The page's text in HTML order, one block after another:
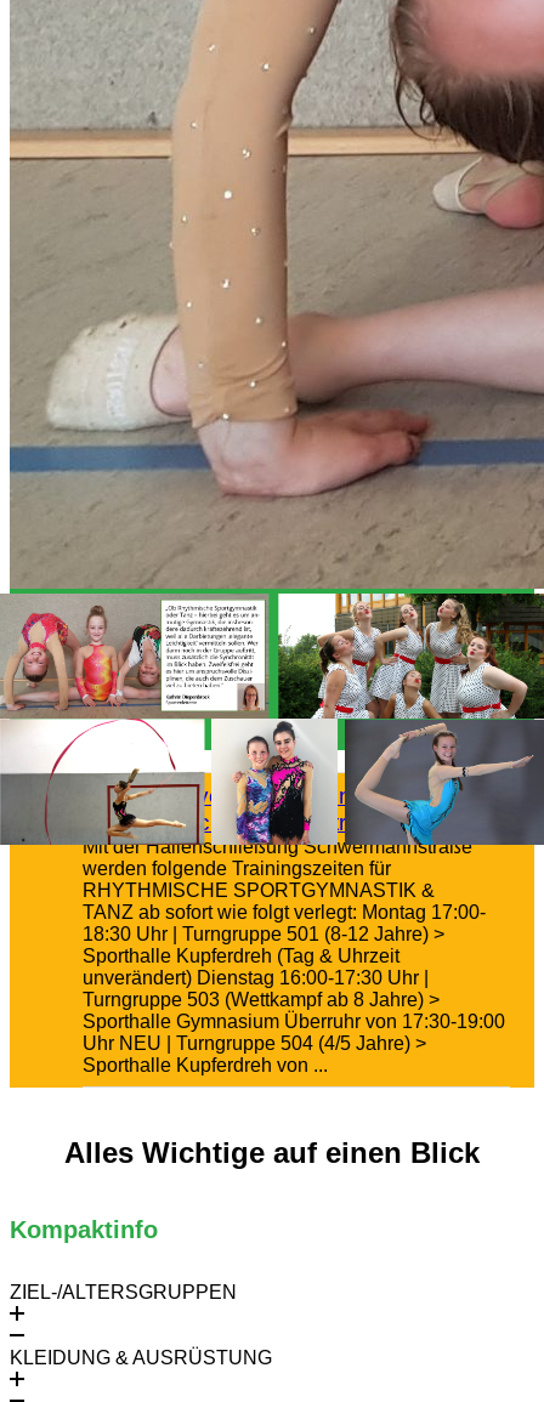
Update zu verlegten Trainingszeiten aus
der Halle Schwermannstraße
Mit der Hallenschließung Schwermannstraße
werden folgende Trainingszeiten für
RHYTHMISCHE SPORTGYMNASTIK &
TANZ ab sofort wie folgt verlegt: Montag 17:00-
18:30 Uhr | Turngruppe 501 (8-12 Jahre) >
Sporthalle Kupferdreh (Tag & Uhrzeit
unverändert) Dienstag 16:00-17:30 Uhr |
Turngruppe 503 (Wettkampf ab 8 Jahre) >
Sporthalle Gymnasium Überruhr von 17:30-19:00
Uhr NEU | Turngruppe 504 (4/5 Jahre) >
Sporthalle Kupferdreh von ...
Alles Wichtige auf einen Blick
Kompaktinfo
ZIEL-/ALTERSGRUPPEN
KLEIDUNG & AUSRÜSTUNG